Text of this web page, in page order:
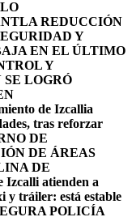
REDUCCIÓN
Y
EN EL ÚLTIMO
Y
LOGRÓ
de Izcallia
tras reforzar
DE
DE ÁREAS
DE
Izcalli atienden a
y tráiler: está estable
POLICÍA